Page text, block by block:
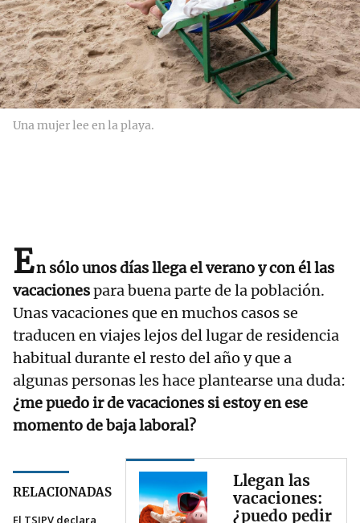
Una mujer lee en la playa.
En sólo unos días llega el verano y con él las
vacacionespara buena parte de la población.
Unas vacaciones que en muchos casos se
traducen en viajes lejos del lugar de residencia
habitual durante el resto del año y que a
algunas personas les hace plantearse una duda:
¿me puedo ir de vacaciones si estoy en ese
momento de baja laboral?
RELACIONADAS
Llegan las
vacaciones:
¿puedo pedir